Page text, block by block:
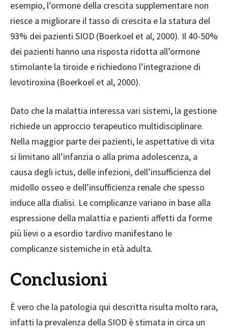
esempio, l’ormone della crescita supplementare non
riesce a migliorare il tasso di crescita e la statura del
93% dei pazienti SIOD (Boerkoel et al, 2000). Il 40-50%
dei pazienti hanno una risposta ridotta all’ormone
stimolante la tiroide e richiedono l’integrazione di
levotiroxina (Boerkoel et al, 2000).
Dato che la malattia interessa vari sistemi, la gestione
richiede un approccio terapeutico multidisciplinare.
Nella maggior parte dei pazienti, le aspettative di vita
si limitano all’infanzia o alla prima adolescenza, a
causa degli ictus, delle infezioni, dell’insufficienza del
midollo osseo e dell’insufficienza renale che spesso
induce alla dialisi. Le complicanze variano in base alla
espressione della malattia e pazienti affetti da forme
più lievi o a esordio tardivo manifestano le
complicanze sistemiche in età adulta.
Conclusioni
È vero che la patologia qui descritta risulta molto rara,
infatti la prevalenza della SIOD è stimata in circa un